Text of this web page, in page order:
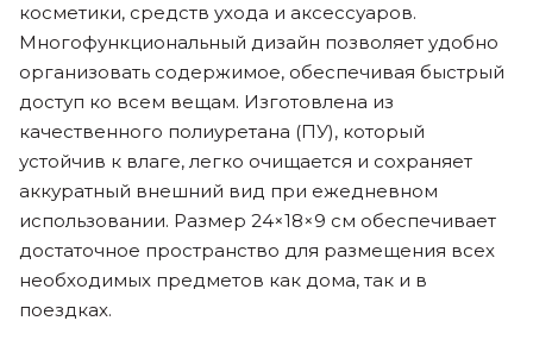
косметики, средств ухода и аксессуаров.
Многофункциональный дизайн позволяет удобно
организовать содержимое, обеспечивая быстрый
доступ ко всем вещам. Изготовлена из
качественного полиуретана (ПУ), который
устойчив к влаге, легко очищается и сохраняет
аккуратный внешний вид при ежедневном
использовании. Размер 24×18×9 см обеспечивает
достаточное пространство для размещения всех
необходимых предметов как дома, так и в
поездках.